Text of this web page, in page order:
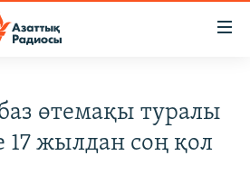
өтемақы туралы
17 жылдан соң қол